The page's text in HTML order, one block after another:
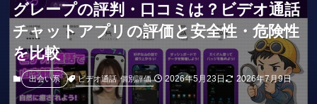
グレープの評判・口コミは？ビデオ通話
チャットアプリの評価と安全性・危険性
を比較
出会い系 ビデオ通話 個別評価 2026年5月23日 2026年7月9日